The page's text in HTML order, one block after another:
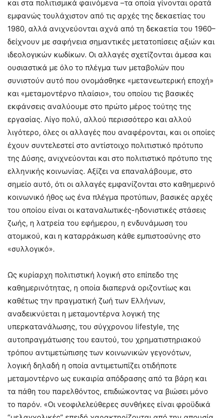
και στα πολιτισμικά φαινόμενα –τα οποία γίνονται ορατά
εμφανώς τουλάχιστον από τις αρχές της δεκαετίας του
1980, αλλά ανιχνεύονται αχνά από τη δεκαετία του 1960–
δείχνουν με σαφήνεια σημαντικές μετατοπίσεις αξιών και
ιδεολογικών κωδίκων. Οι αλλαγές σχετίζονται άμεσα και
ουσιαστικά με όλο το πλέγμα των μεταβολών που
συνιστούν αυτό που ονομάσθηκε «μετανεωτερική εποχή»
και «μεταμοντέρνο πλαίσιο», του οποίου τις βασικές
εκφάνσεις αναλύουμε στο πρώτο μέρος τούτης της
εργασίας. Λίγο πολύ, αλλού περισσότερο και αλλού
λιγότερο, όλες οι αλλαγές που αναφέρονται, και οι οποίες
έχουν συντελεστεί στο αντίστοιχο πολιτιστικό πρότυπο
της Δύσης, ανιχνεύονται και στο πολιτιστικό πρότυπο της
ελληνικής κοινωνίας. Αξίζει να επαναλάβουμε, στο
σημείο αυτό, ότι οι αλλαγές εμφανίζονται στο καθημερινό
κοινωνικό ήθος ως ένα πλέγμα προτύπων, βασικές αρχές
του οποίου είναι οι καταναλωτικές-ηδονιστικές στάσεις
ζωής, η λατρεία του εφήμερου, η ενδυνάμωση του
ατομικού, και η καταρράκωση κάθε εμπιστοσύνης στο
«συλλογικό».
Ως κυρίαρχη πολιτιστική λογική στο επίπεδο της
καθημερινότητας, η οποία διαπερνά οριζοντίως και
καθέτως την πραγματική ζωή των Ελλήνων,
αναδεικνύεται η μεταμοντέρνα λογική της
υπερκατανάλωσης, του σύγχρονου lifestyle, της
αυτοπραγμάτωσης του εαυτού, του χρηματιστηριακού
τρόπου αντιμετώπισης των κοινωνικών γεγονότων,
λογική δηλαδή η οποία αντιμετωπίζει οτιδήποτε
μεταμοντέρνο ως ευκαιρία απόδρασης από τα βάρη και
τα πάθη του παρελθόντος, επιδιώκοντας να βιώσει μόνο
το παρόν. «Οι νεοφιλελεύθερες συνθήκες είναι φροϋδικά